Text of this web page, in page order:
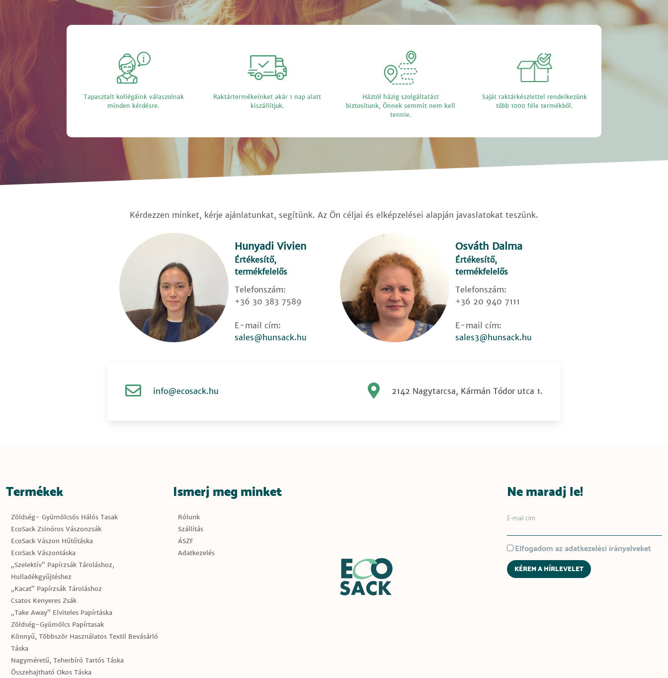
Tapasztalt kollégáink válaszolnak
minden kérdésre.
Raktártermékeinket akár 1 nap alatt
kiszállítjuk.
Háztól házig szolgáltatást
biztosítunk, Önnek semmit nem kell
tennie.
Saját raktárkészlettel rendelkezünk
több 1000 féle termékből.
Kérdezzen minket, kérje ajánlatunkat, segítünk. Az Ön céljai és elképzelései alapján javaslatokat teszünk.
Hunyadi Vivien
Értékesítő,
termékfelelős
Telefonszám:
+36 30 383 7589
E-mail cím:
sales@hunsack.hu
Osváth Dalma
Értékesítő,
termékfelelős
Telefonszám:
+36 20 940 7111
E-mail cím:
sales3@hunsack.hu
info@ecosack.hu 2142 Nagytarcsa, Kármán Tódor utca 1.
Termékek
Zöldség- Gyümölcsös Hálós Tasak
EcoSack Zsinóros Vászonzsák
EcoSack Vászon Hűtőtáska
EcoSack Vászontáska
„Szelektív” Papírzsák Tároláshoz,
Hulladékgyűjtéshez
„Kacat” Papírzsák Tároláshoz
Csatos Kenyeres Zsák
„Take Away” Elviteles Papírtáska
Zöldség-Gyümölcs Papírtasak
Könnyű, Többször Használatos Textil Bevásárló
Táska
Nagyméretű, Teherbíró Tartós Táska
Összehajtható Okos Táska
Ismerj meg minket
Rólunk
Szállítás
ÁSZF
Adatkezelés
Ne maradj le!
E-mail cím:
Elfogadom az adatkezelési irányelveket
KÉREM A HÍRLEVELET